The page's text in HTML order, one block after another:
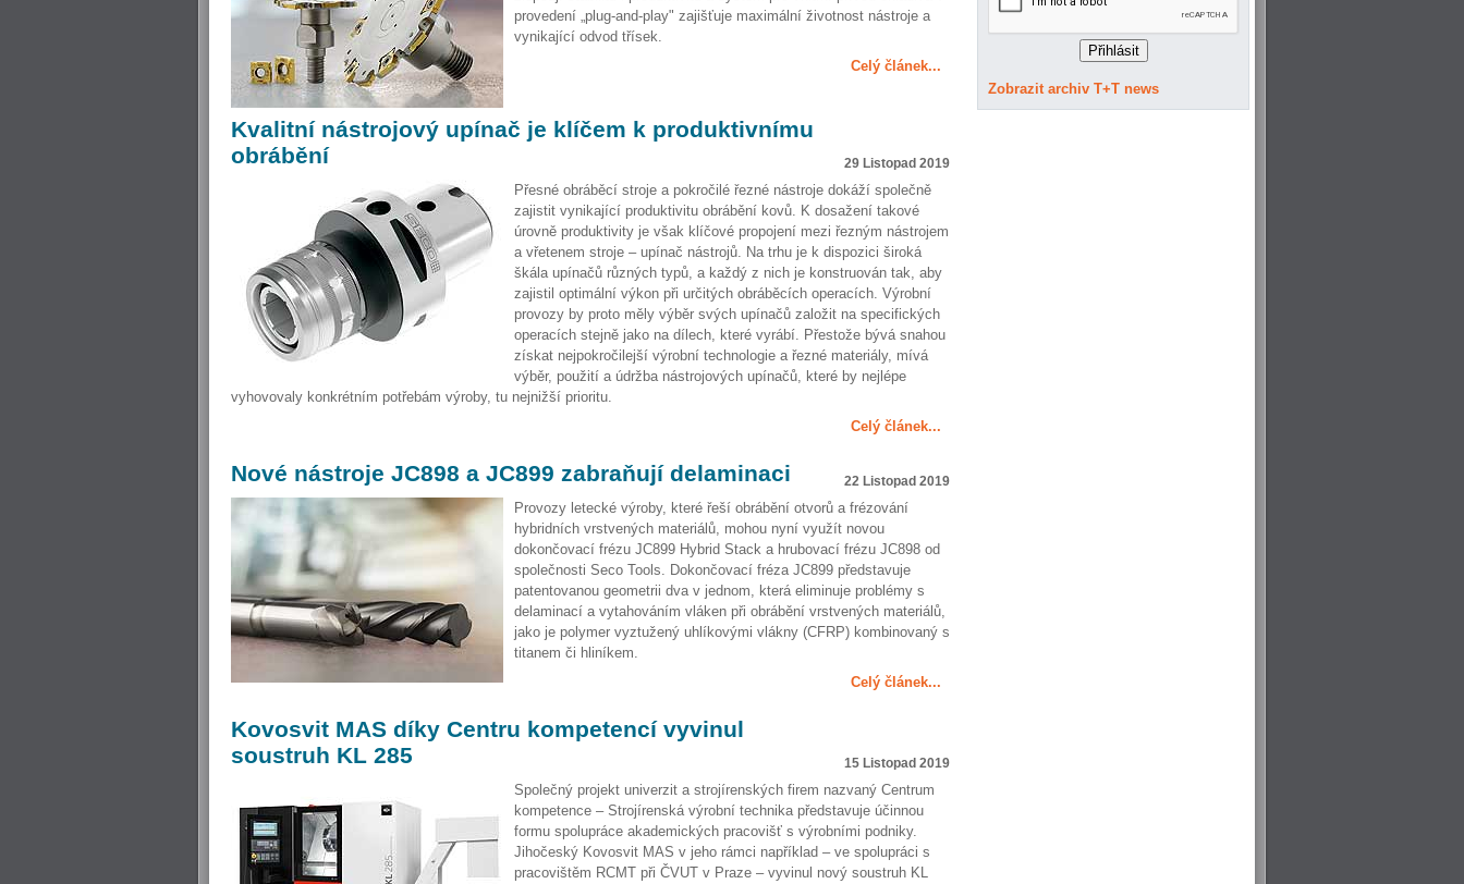
provedení „plug-and-play" zajišťuje maximální životnost nástroje a
vynikající odvod třísek.
Celý článek...
Kvalitnínástrojový upínač je klíčem k produktivnímu
obrábění
29 Listopad 2019
Přesné obráběcí stroje a pokročilé řezné nástroje dokáží společně
zajistit vynikající produktivitu obrábění kovů. K dosažení takové
úrovně produktivity je však klíčové propojení mezi řezným nástrojem
a vřetenem stroje – upínač nástrojů. Na trhu je k dispozici široká
škála upínačů různých typů, a každý z nich je konstruován tak, aby
zajistil optimální výkon při určitých obráběcích operacích. Výrobní
provozy by proto měly výběr svých upínačů založit na specifických
operacích stejně jako na dílech, které vyrábí. Přestože bývá snahou
získat nejpokročilejší výrobní technologie a řezné materiály, mívá
výběr, použití a údržba nástrojových upínačů, které by nejlépe
vyhovovaly konkrétním potřebám výroby, tu nejnižší prioritu.
Celý článek...
Nové nástroje JC898 a JC899 zabraňují delaminaci 22 Listopad 2019
Provozy letecké výroby, které řeší obrábění otvorů a frézování
hybridních vrstvených materiálů, mohou nyní využít novou
dokončovací frézu JC899 Hybrid Stack a hrubovací frézu JC898 od
společnosti Seco Tools. Dokončovací fréza JC899 představuje
patentovanou geometrii dva v jednom, která eliminuje problémy s
delaminací a vytahováním vláken při obrábění vrstvených materiálů,
jako je polymer vyztužený uhlíkovými vlákny (CFRP) kombinovaný s
titanem či hliníkem.
Celý článek...
Kovosvit MAS díky Centru kompetencí vyvinul
soustruh KL 285
15 Listopad 2019
Společný projekt univerzit a strojírenských firem nazvaný Centrum
kompetence – Strojírenská výrobní technika představuje účinnou
formu spolupráce akademických pracovišť s výrobními podniky.
Jihočeský Kovosvit MAS v jeho rámci například – ve spolupráci s
pracovištěm RCMT při ČVUT v Praze – vyvinul nový soustruh KL
Zobrazit archiv T+T news